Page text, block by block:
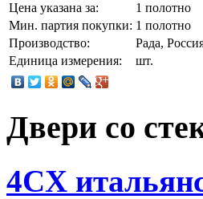
Цена указана за:
1 полотно
Мин. партия покупки: 1 полотно
Производство:
Рада,
Единица измерения:
шт.
Двери со
4CХ